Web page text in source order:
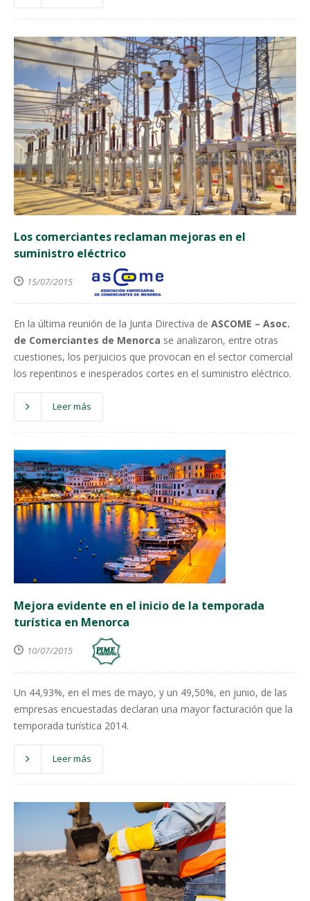
Los comerciantes reclaman mejoras en el
suministro eléctrico
15/07/2015
En la última reunión de la Junta Directiva de ASCOME – Asoc.
de Comerciantes de Menorca se analizaron, entre otras
cuestiones, los perjuicios que provocan en el sector comercial
los repentinos e inesperados cortes en el suministro eléctrico.
Leer más
Mejora evidente en el inicio de la temporada
turística en Menorca
10/07/2015
Un 44,93%, en el mes de mayo, y un 49,50%, en junio, de las
empresas encuestadas declaran una mayor facturación que la
temporada turística 2014.
Leer más